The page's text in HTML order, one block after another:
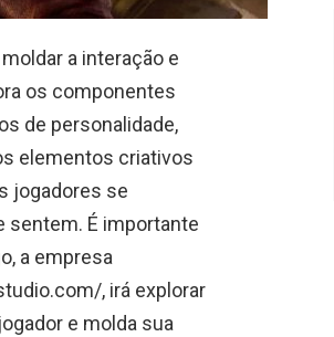
a interação e
os componentes
de personalidade,
elementos criativos
jogadores se
sentem. É importante
a empresa
, irá explorar
e molda sua